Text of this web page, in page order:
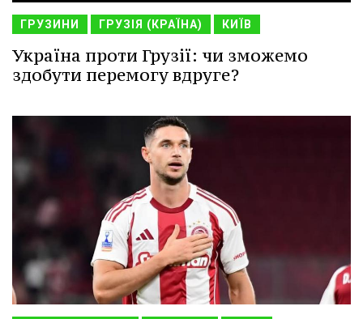
ГРУЗИНИ ГРУЗІЯ (КРАЇНА) КИЇВ
Україна проти Грузії: чи зможемо
здобути перемогу вдруге?